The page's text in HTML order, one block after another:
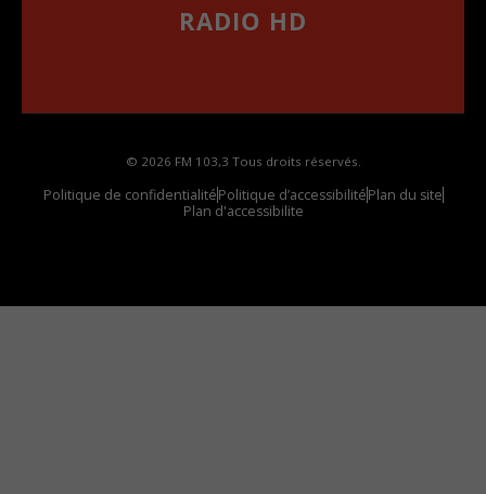
RADIO HD
© 2026 FM 103,3 Tous droits réservés.
Politique de confidentialitéPolitique d’accessibilitéPlan du site
Plan d'accessibilite